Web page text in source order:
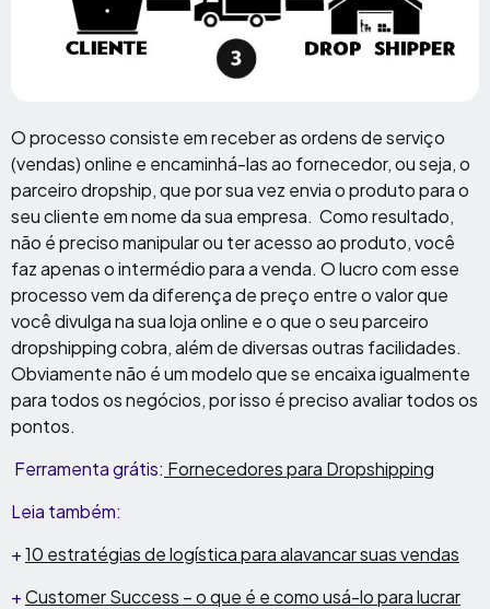
O processo consiste em receber as ordens de serviço
(vendas) online e encaminhá-las ao fornecedor, ou seja, o
parceiro dropship, que por sua vez envia o produto para o
seu cliente em nome da sua empresa. Como resultado,
não é preciso manipular ou ter acesso ao produto, você
faz apenas o intermédio para a venda. O lucro com esse
processo vem da diferença de preço entre o valor que
você divulga na sua loja online e o que o seu parceiro
dropshipping cobra, além de diversas outras facilidades.
Obviamente não é um modelo que se encaixa igualmente
para todos os negócios, por isso é preciso avaliar todos os
pontos.
Ferramenta grátis: Fornecedores para Dropshipping
Leia também:
+10 estratégias de logística para alavancar suas vendas
+Customer Success – o que é e como usá-lo para lucrar